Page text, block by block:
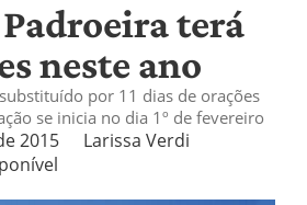
Padroeira terá
neste ano
por 11 dias de orações
se inicia no dia 1º de fevereiro
2015
Larissa Verdi